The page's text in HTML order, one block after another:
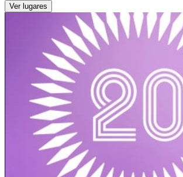
Ver lugares